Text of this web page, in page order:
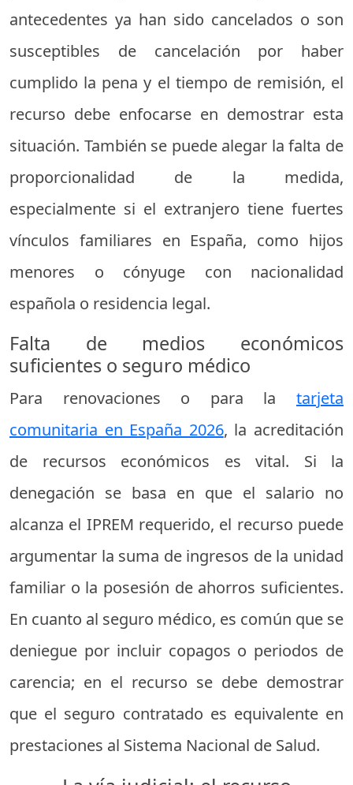
antecedentes ya han sido cancelados o son
susceptibles de cancelación por haber
cumplido la pena y el tiempo de remisión, el
recurso debe enfocarse en demostrar esta
situación. También se puede alegar la falta de
proporcionalidad de la medida,
especialmente si el extranjero tiene fuertes
vínculos familiares en España, como hijos
menores o cónyuge con nacionalidad
española o residencia legal.
Falta de medios económicos
suficientes o seguro médico
Para renovaciones o para la tarjeta
comunitaria en España 2026, la acreditación
de recursos económicos es vital. Si la
denegación se basa en que el salario no
alcanza el IPREM requerido, el recurso puede
argumentar la suma de ingresos de la unidad
familiar o la posesión de ahorros suficientes.
En cuanto al seguro médico, es común que se
deniegue por incluir copagos o periodos de
carencia; en el recurso se debe demostrar
que el seguro contratado es equivalente en
prestaciones al Sistema Nacional de Salud.